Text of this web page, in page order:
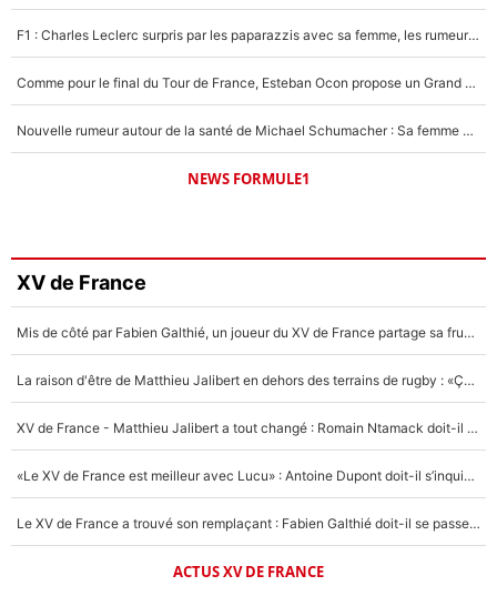
F1 : Charles Leclerc surpris par les paparazzis avec sa femme, les rumeurs étaient vraies !
Comme pour le final du Tour de France, Esteban Ocon propose un Grand Prix de Formule 1 à Paris : «Autour de l’Arc de Triomphe, ce serait génial» !
Nouvelle rumeur autour de la santé de Michael Schumacher : Sa femme Corinna sort du silence
NEWS FORMULE1
XV de France
Mis de côté par Fabien Galthié, un joueur du XV de France partage sa frustration : «ils ne me l’ont pas dit tout de suite»
La raison d'être de Matthieu Jalibert en dehors des terrains de rugby : «Ça m'atteint autant que si tu touches à un membre de ma famille»
XV de France - Matthieu Jalibert a tout changé : Romain Ntamack doit-il s’inquiéter pour sa place à un an de la Coupe du monde ?
«Le XV de France est meilleur avec Lucu» : Antoine Dupont doit-il s’inquiéter pour sa place ?
Le XV de France a trouvé son remplaçant : Fabien Galthié doit-il se passer d'Antoine Dupont ?
ACTUS XV DE FRANCE